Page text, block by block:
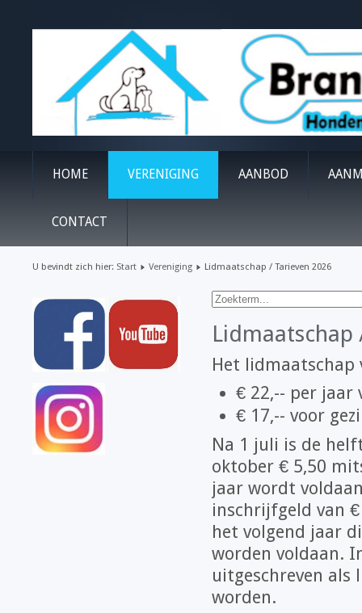
HOME VERENIGING AANBOD
CONTACT
U bevindt zich hier: Start Vereniging Lidmaatschap / Tarieven 2026
Lidmaatschap
Het lidmaatschap
€ 22,-- per jaar
€ 17,-- voor
Na 1 juli is de
oktober € 5,50
jaar wordt
inschrijfgeld van
het volgend jaar
worden voldaan.
uitgeschreven
worden.